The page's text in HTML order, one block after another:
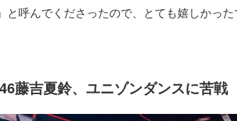
と呼んでくださったので、とても嬉しかった
藤吉夏鈴、ユニゾンダンスに苦戦